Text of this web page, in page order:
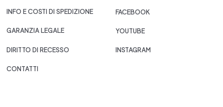
INFO E COSTI DI SPEDIZIONE
GARANZIA LEGALE
DIRITTO DI RECESSO
CONTATTI
FACEBOOK
YOUTUBE
INSTAGRAM